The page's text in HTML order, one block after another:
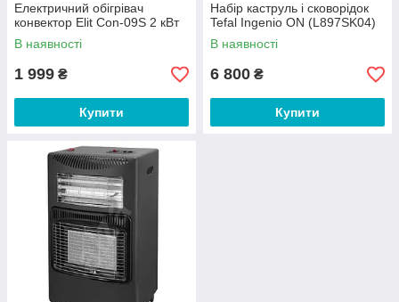
Електричний обігрівач
конвектор Elit Con-09S 2 кВт
В наявності
1 999 ₴
Купити
Набір каструль і сковорідок
Tefal Ingenio ON (L897SK04)
В наявності
6 800 ₴
Купити